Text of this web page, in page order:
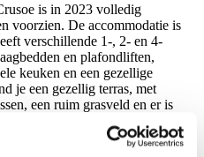
is in 2023 volledig
voorzien. De accommodatie is
verschillende 1-, 2- en 4-
en plafondliften,
keuken en een gezellige
je een gezellig terras, met
een ruim grasveld en er is